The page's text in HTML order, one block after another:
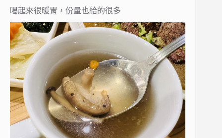
喝起來很暖胃，份量也給的很多